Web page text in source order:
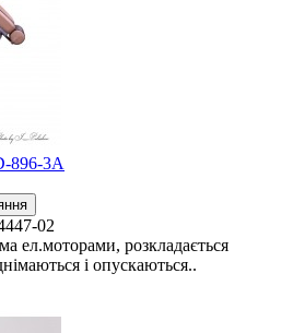
896-3А
02
ел.моторами, розкладається
і опускаються..